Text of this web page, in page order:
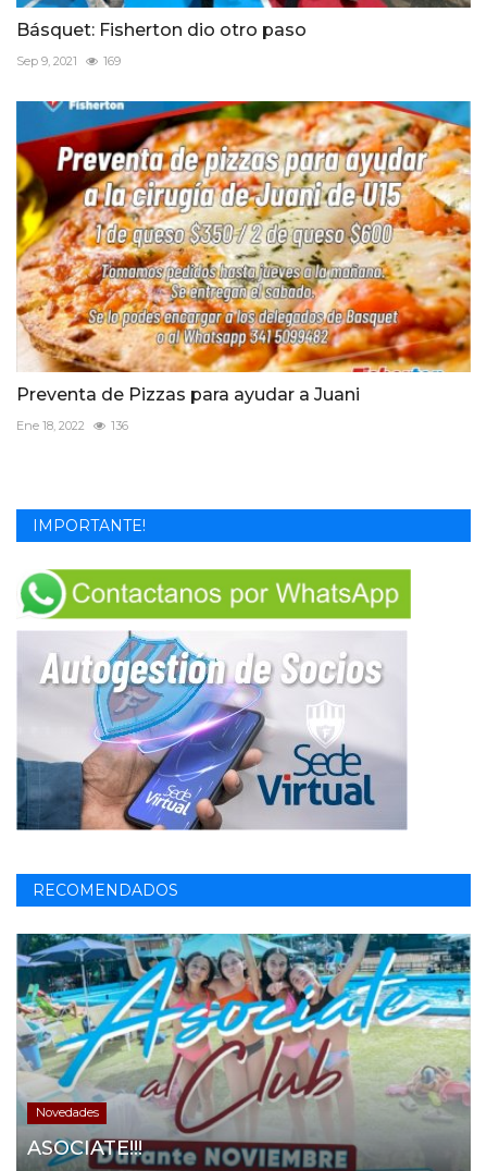
Básquet: Fisherton dio otro paso
Sep 9, 2021 169
Preventa de Pizzas para ayudar a Juani
Ene 18, 2022 136
IMPORTANTE!
RECOMENDADOS
Novedades
ASOCIATE!!!